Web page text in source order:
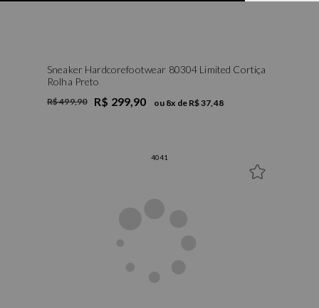
Sneaker Hardcorefootwear 80304 Limited Cortiça
Rolha Preto
R$ 499,90 R$ 299,90 ou 8x de R$ 37,48
4041